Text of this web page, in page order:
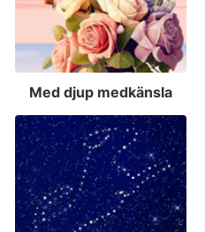
Med djup medkänsla